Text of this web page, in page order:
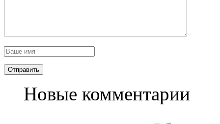
Новые комментарии